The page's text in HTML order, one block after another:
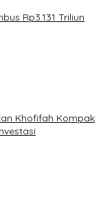
Rp3.131 Triliun
Khofifah Kompak